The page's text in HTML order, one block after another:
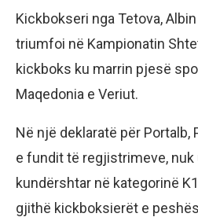
Kickbokseri nga Tetova,
triumfoi në Kampionatin
kickboks ku marrin pjesë
Maqedonia e Veriut.
Në një deklaratë për Portalb,
e fundit të regjistrimeve,
kundërshtar në kategorinë
gjithë kickboksierët e